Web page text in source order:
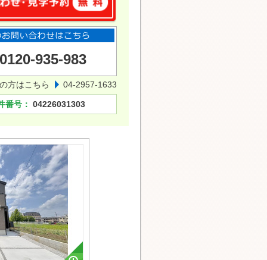
0120-935-983
方はこちら 04-2957-1633
番号： 04226031303